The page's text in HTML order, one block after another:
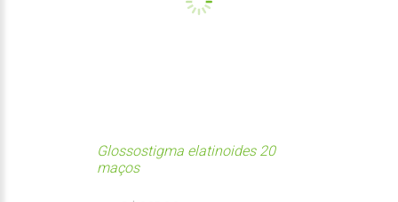
Glossostigma elatinoides 20
maços